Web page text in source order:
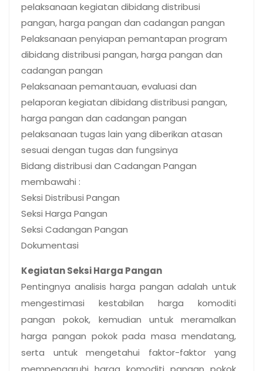
pelaksanaan kegiatan dibidang distribusi
pangan, harga pangan dan cadangan pangan
Pelaksanaan penyiapan pemantapan program
dibidang distribusi pangan, harga pangan dan
cadangan pangan
Pelaksanaan pemantauan, evaluasi dan
pelaporan kegiatan dibidang distribusi pangan,
harga pangan dan cadangan pangan
pelaksanaan tugas lain yang diberikan atasan
sesuai dengan tugas dan fungsinya
Bidang distribusi dan Cadangan Pangan
membawahi :
Seksi Distribusi Pangan
Seksi Harga Pangan
Seksi Cadangan Pangan
Dokumentasi
Kegiatan Seksi Harga Pangan
Pentingnya analisis harga pangan adalah untuk
mengestimasi kestabilan harga komoditi
pangan pokok, kemudian untuk meramalkan
harga pangan pokok pada masa mendatang,
serta untuk mengetahui faktor-faktor yang